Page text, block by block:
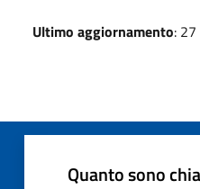
Ultimo aggiornamento:
Quanto sono